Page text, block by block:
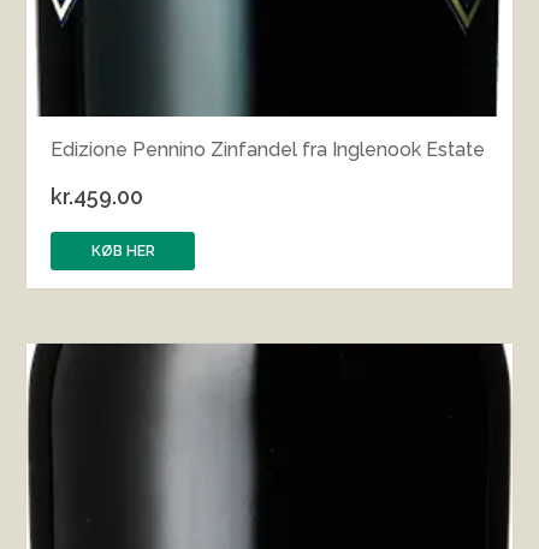
Edizione Pennino Zinfandel fra Inglenook Estate
kr.459.00
KØB HER